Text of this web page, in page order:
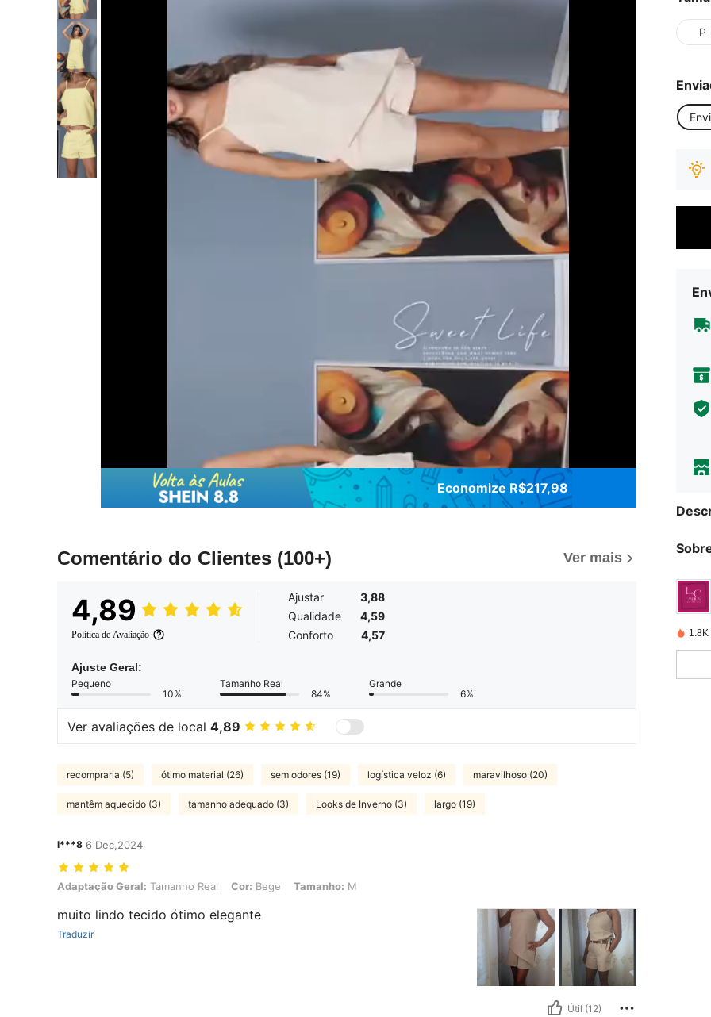
Economize R$217,98
Comentário do Clientes (100+) Ver mais
4,89
Política de Avaliação
Ajustar
3,88
Qualidade
4,59
Conforto
4,57
Ajuste Geral:
Pequeno
10%
Tamanho Real
84%
Grande
6%
Ver avaliações de local 4,89
recompraria (5) ótimo material (26) sem odores (19) logística veloz (6) maravilhoso (20)
mantêm aquecido (3) tamanho adequado (3) Looks de Inverno (3) largo (19)
l***8 6 Dec,2024
Adaptação Geral: Tamanho Real, Cor: Bege, Tamanho: M
Adaptação Geral: Tamanho Real Cor: Bege Tamanho: M
muito lindo tecido ótimo elegante
Traduzir
Útil (12)
P